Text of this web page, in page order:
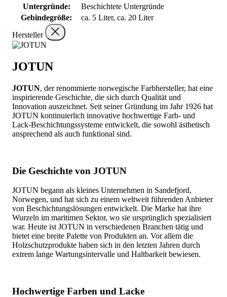
Untergründe:
Beschichtete Untergründe
Gebindegröße:
ca. 5 Liter, ca. 20 Liter
Hersteller
JOTUN
JOTUN, der renommierte norwegische Farbhersteller, hat eine
inspirierende Geschichte, die sich durch Qualität und
Innovation auszeichnet. Seit seiner Gründung im Jahr 1926 hat
JOTUN kontinuierlich innovative hochwertige Farb- und
Lack-Beschichtungssysteme entwickelt, die sowohl ästhetisch
ansprechend als auch funktional sind.
Die Geschichte von JOTUN
JOTUN begann als kleines Unternehmen in Sandefjord,
Norwegen, und hat sich zu einem weltweit führenden Anbieter
von Beschichtungslösungen entwickelt. Die Marke hat ihre
Wurzeln im maritimen Sektor, wo sie ursprünglich spezialisiert
war. Heute ist JOTUN in verschiedenen Branchen tätig und
bietet eine breite Palette von Produkten an. Vor allem die
Holzschutzprodukte haben sich in den letzten Jahren durch
extrem lange Wartungsintervalle und Haltbarkeit bewiesen.
Hochwertige Farben und Lacke